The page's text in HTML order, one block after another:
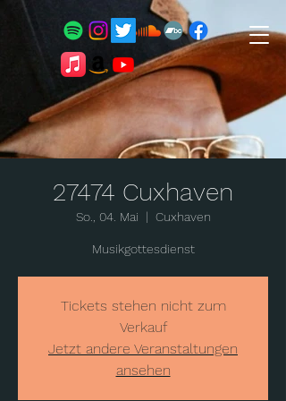
27474 Cuxhaven
So., 04. Mai
  |
Cuxhaven
Musikgottesdienst
Tickets stehen nicht zum
Verkauf
Jetzt andere Veranstaltungen
ansehen